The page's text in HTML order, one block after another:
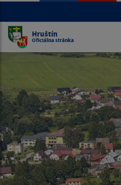
Hruštín
Oficiálna stránka